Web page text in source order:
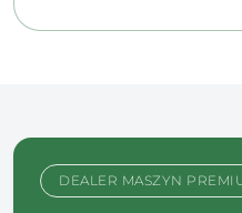
DEALER MASZYN